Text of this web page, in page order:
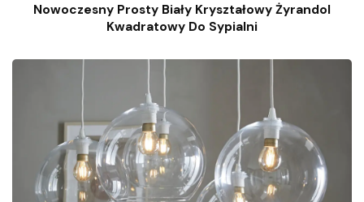
Nowoczesny Prosty Biały Kryształowy Żyrandol
Kwadratowy Do Sypialni